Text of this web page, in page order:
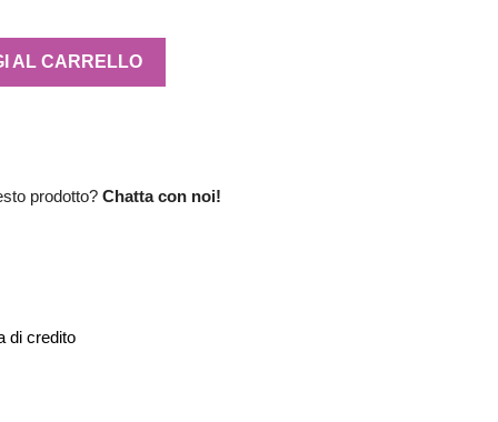
AL CARRELLO
prodotto? Chatta con noi!
di credito